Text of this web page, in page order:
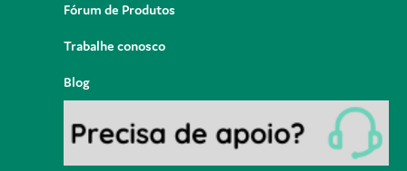
Fórum de Produtos
Trabalhe conosco
Blog